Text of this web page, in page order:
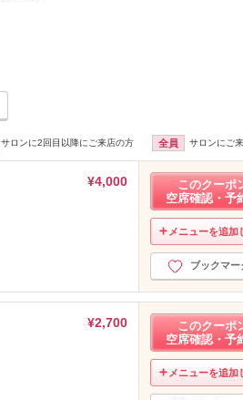
サロンに2回目以降にご来店の方 全員 サロンにご
¥4,000
このクーポ
空席確認・予
メニューを追加
ブックマー
¥2,700
このクーポ
空席確認・予
メニューを追加